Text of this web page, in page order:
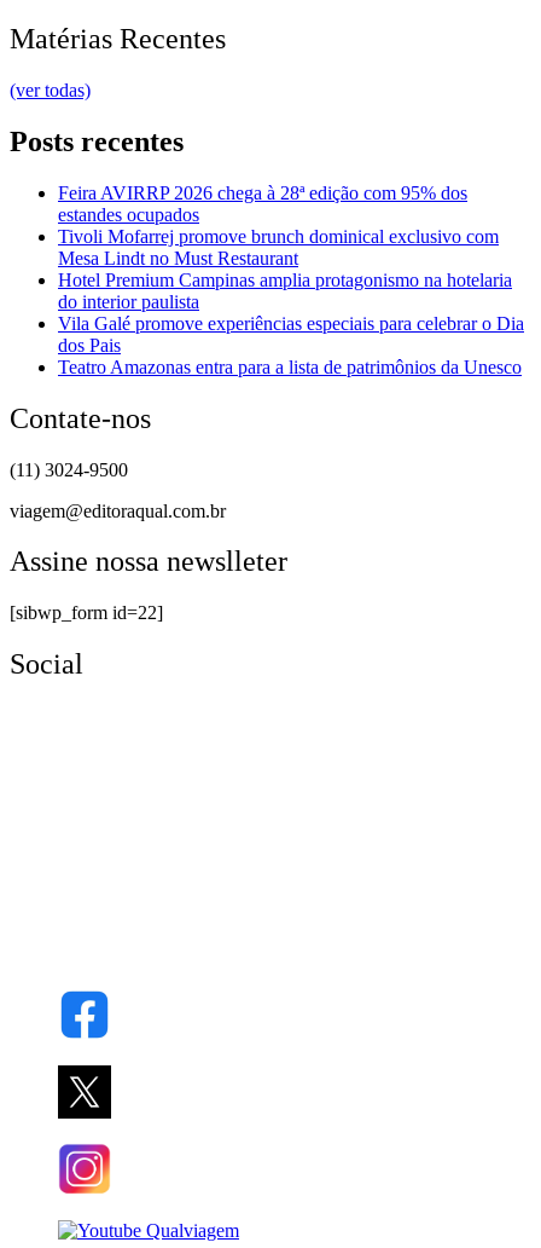
Matérias Recentes
(ver todas)
Posts recentes
Feira AVIRRP 2026 chega à 28ª edição com 95% dos
estandes ocupados
Tivoli Mofarrej promove brunch dominical exclusivo com
Mesa Lindt no Must Restaurant
Hotel Premium Campinas amplia protagonismo na hotelaria
do interior paulista
Vila Galé promove experiências especiais para celebrar o Dia
dos Pais
Teatro Amazonas entra para a lista de patrimônios da Unesco
Contate-nos
(11) 3024-9500
viagem@editoraqual.com.br
Assine nossa newslleter
[sibwp_form id=22]
Social